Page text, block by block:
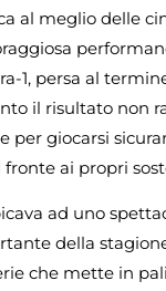
al meglio delle
1, persa al
il risultato non
per giocarsi
ai propri
ad uno
della
che mette in